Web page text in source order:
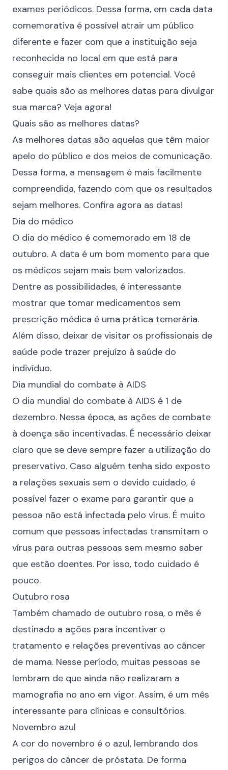
exames periódicos. Dessa forma, em cada data
comemorativa é possível atrair um público
diferente e fazer com que a instituição seja
reconhecida no local em que está para
conseguir mais clientes em potencial. Você
sabe quais são as melhores datas para divulgar
sua marca? Veja agora!
Quais são as melhores datas?
As melhores datas são aquelas que têm maior
apelo do público e dos meios de comunicação.
Dessa forma, a mensagem é mais facilmente
compreendida, fazendo com que os resultados
sejam melhores. Confira agora as datas!
Dia do médico
O dia do médico é comemorado em 18 de
outubro. A data é um bom momento para que
os médicos sejam mais bem valorizados.
Dentre as possibilidades, é interessante
mostrar que tomar medicamentos sem
prescrição médica é uma prática temerária.
Além disso, deixar de visitar os profissionais de
saúde pode trazer prejuízo à saúde do
indivíduo.
Dia mundial do combate à AIDS
O dia mundial do combate à AIDS é 1 de
dezembro. Nessa época, as ações de combate
à doença são incentivadas. É necessário deixar
claro que se deve sempre fazer a utilização do
preservativo. Caso alguém tenha sido exposto
a relações sexuais sem o devido cuidado, é
possível fazer o exame para garantir que a
pessoa não está infectada pelo vírus. É muito
comum que pessoas infectadas transmitam o
vírus para outras pessoas sem mesmo saber
que estão doentes. Por isso, todo cuidado é
pouco.
Outubro rosa
Também chamado de outubro rosa, o mês é
destinado a ações para incentivar o
tratamento e relações preventivas ao câncer
de mama. Nesse período, muitas pessoas se
lembram de que ainda não realizaram a
mamografia no ano em vigor. Assim, é um mês
interessante para clínicas e consultórios.
Novembro azul
A cor do novembro é o azul, lembrando dos
perigos do câncer de próstata. De forma